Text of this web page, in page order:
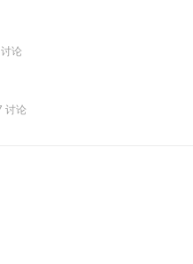
论
讨论